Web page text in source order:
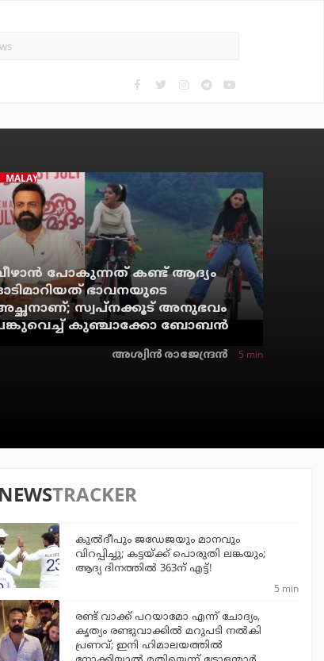
MALAYALAM CINEMA
പോകുന്നത് കണ്ട് ആദ്യം
ഭാവനയുടെ
സ്വപ്‌നക്കൂട് അനുഭവം
കുഞ്ചാക്കോ ബോബന്‍
അശ്വിന്‍ രാജേന്ദ്രന്‍ 5 min
NEWSTRACKER
കുല്‍ദീപും ജഡേജയും മാനവും
വിറപ്പിച്ചു; കട്ടയ്ക്ക് പൊരുതി ലങ്കയും;
ആദ്യ ദിനത്തില്‍ 363ന് എട്ട്!
5 min
രണ്ട് വാക്ക് പറയാമോ എന്ന് ചോദ്യം,
കൃത്യം രണ്ടുവാക്കില്‍ മറുപടി നല്‍കി
പ്രണവ്; ഇനി ഹിമാലയത്തില്‍